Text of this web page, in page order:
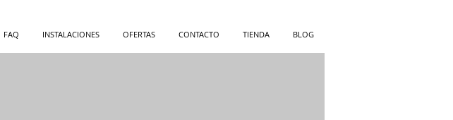
FAQ INSTALACIONES OFERTAS CONTACTO TIENDA BLOG